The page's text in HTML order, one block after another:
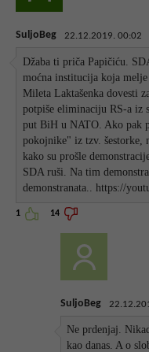
SuljoBeg 22.12.2019. 00:02
Džaba ti priča Papičiću.
moćna institucija koja
Mileta Laktašenka dovesti
potpiše eliminaciju RS-a iz
put BiH u NATO. Ako pak
pokojnike" iz tzv. šestorke,
kako su prošle
SDA ruši. Na tim
demonstranata.. https://
1 14
SuljoBeg
Ne prdenjaj.
kao danas. A o